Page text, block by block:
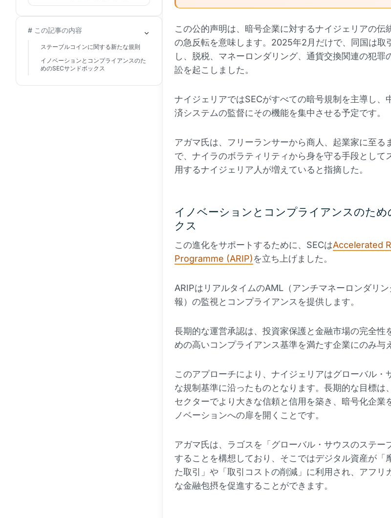
この公的声明は、暗号企業に対するナイジェリアの伝
の急反転を意味します。2025年2月だけで、同国は取
し、脱税、マネーロンダリング、通貨交換関連の犯罪
訟を起こしました。
ナイジェリアではSECがすべての暗号規制を主導し、
済システムの監督にその機能を集中させる予定です。
アガマ氏は、フリーランサーから商人、起業家に至る
で、ナイラのボラティリティから身を守る手段として
用するナイジェリア人が増えていると指摘した。
イノベーションとコンプライアンスのため
クス
この進化をサポートするために、SECはAccelerated
Programme (ARIP)を立ち上げました。
ARIPはリアルタイムのAML（アンチマネーロンダリ
報）の監視とコンプライアンスを提供します。
長期的な運営承認は、投資家保護と金融市場の完全性
めの高いコンプライアンス基準を満たす企業にのみ与
このアプローチにより、ナイジェリアはグローバル・
な規制基準に沿ったものとなります。長期的な目標は
セクターでより大きな信頼と信用を築き、暗号化企業
ノベーションへの扉を開くことです。
アガマ氏は、ラゴスを「グローバル・サウスのステー
することを構想しており、そこではデジタル資産が「
た取引」や「取引コストの削減」に利用され、アフリ
な金融包摂を促進することができます。
# この記事の内容
ステーブルコインに関する新たな規則
イノベーションとコンプライアンスのた
めのSECサンドボックス